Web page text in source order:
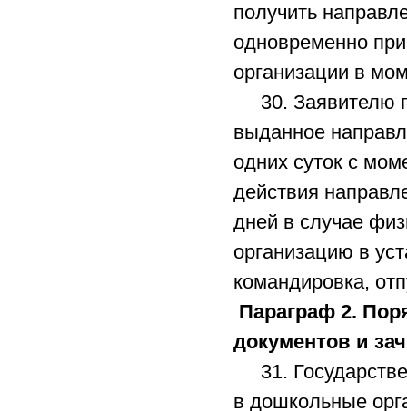
получить
одновременно
организации в
30. Заявителю
выданное
одних суток с
действия
дней в случае
организацию в
командировка,
Параграф 2.
документов и
31.
в дошкольные